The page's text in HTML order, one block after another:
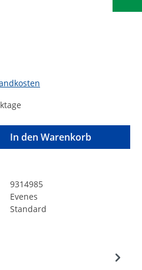
den gewünschten
In den Warenkorb
9314985
Evenes
Standard